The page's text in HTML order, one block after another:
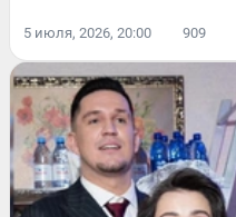
5 июля, 2026, 20:00 909